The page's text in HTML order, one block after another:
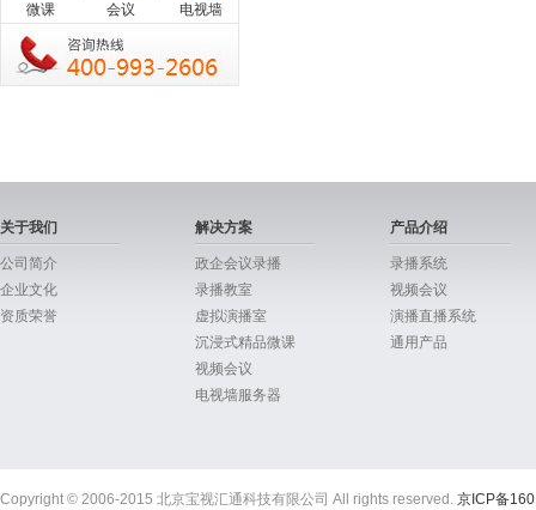
微课 会议 电视墙
关于我们
公司简介
企业文化
资质荣誉
解决方案
政企会议录播
录播教室
虚拟演播室
沉浸式精品微课
视频会议
电视墙服务器
产品介绍
录播系统
视频会议
演播直播系统
通用产品
Copyright © 2006-2015 北京宝视汇通科技有限公司 All rights reserved. 京ICP备